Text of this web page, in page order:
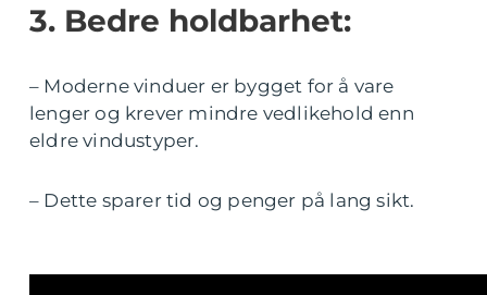
3. Bedre holdbarhet:
– Moderne vinduer er bygget for å vare
lenger og krever mindre vedlikehold enn
eldre vindustyper.
– Dette sparer tid og penger på lang sikt.